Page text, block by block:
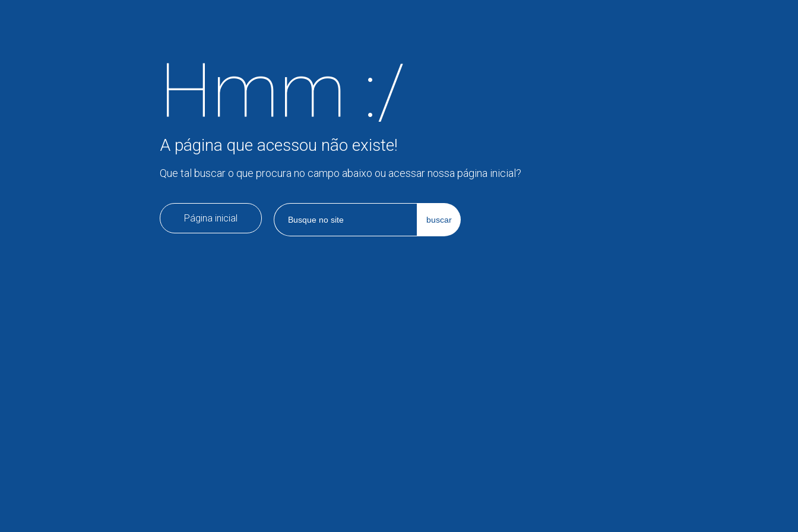
Hmm :/
A página que acessou não existe!
Que tal buscar o que procura no campo abaixo ou acessar nossa página inicial?
Página inicial